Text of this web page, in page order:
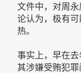
文件中，对周
论认为，极有
热。
事实上，早在
其涉嫌受贿犯